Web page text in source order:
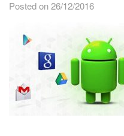
Posted on 26/12/2016